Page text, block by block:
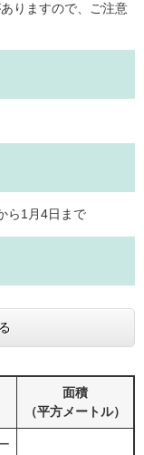
りますので、ご注意
ら1月4日まで
面積
（平方メートル）